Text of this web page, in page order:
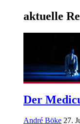
aktuelle
Der
André Böke 27.